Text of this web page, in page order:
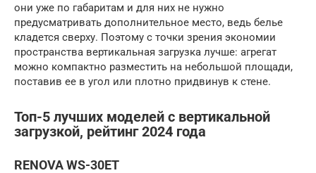
они уже по габаритам и для них не нужно
предусматривать дополнительное место, ведь белье
кладется сверху. Поэтому с точки зрения экономии
пространства вертикальная загрузка лучше: агрегат
можно компактно разместить на небольшой площади,
поставив ее в угол или плотно придвинув к стене.
Топ-5 лучших моделей с вертикальной
загрузкой, рейтинг 2024 года
RENOVA WS-30ET